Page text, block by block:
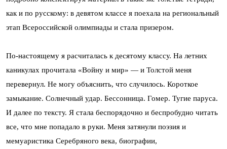
как и по русскому: в девятом классе я поехала на региональный
этап Всероссийской олимпиады и стала призером.
По-настоящему я расчиталась к десятому классу. На летних
каникулах прочитала «Войну и мир» — и Толстой меня
перевернул. Не могу объяснить, что случилось. Короткое
замыкание. Солнечный удар. Бессонница. Гомер. Тугие паруса.
И далее по тексту. Я стала беспорядочно и беспробудно читать
все, что мне попадало в руки. Меня затянули поэзия и
мемуаристика Серебряного века, биографии,